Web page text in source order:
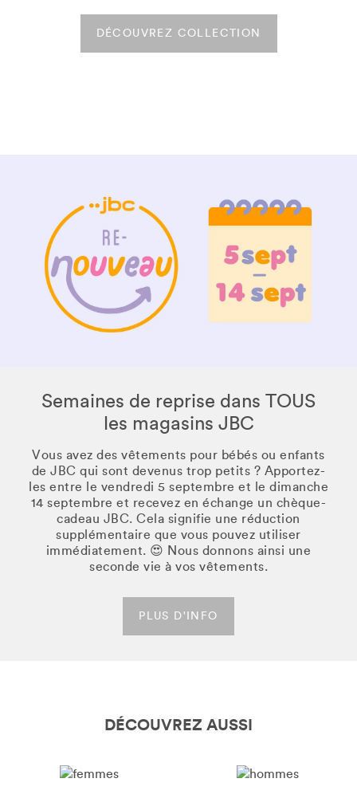
DÉCOUVREZ COLLECTION
Semaines de reprise dans TOUS
les magasins JBC
Vous avez des vêtements pour bébés ou enfants
de JBC qui sont devenus trop petits ? Apportez-
les entre le vendredi 5 septembre et le dimanche
14 septembre et recevez en échange un chèque-
cadeau JBC. Cela signifie une réduction
supplémentaire que vous pouvez utiliser
immédiatement. 😍 Nous donnons ainsi une
seconde vie à vos vêtements.
PLUS D'INFO
DÉCOUVREZ AUSSI